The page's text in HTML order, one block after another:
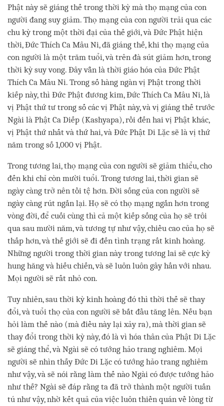
Phật này sẽ giáng thế trong thời kỳ mà thọ mạng của con
người đang suy giảm. Thọ mạng của con người trải qua các
chu kỳ trong một thời đại của thế giới, và Đức Phật hiện
thời, Đức Thích Ca Mâu Ni, đã giáng thế, khi thọ mạng của
con người là một trăm tuổi, và trên đà sút giảm hơn, trong
thời kỳ suy vong. Đây vẫn là thời giáo hóa của Đức Phật
Thích Ca Mâu Ni. Trong số hàng ngàn vị Phật trong thời
kiếp này, thì Đức Phật đương kim, Đức Thích Ca Mâu Ni, là
vị Phật thứ tư trong số các vị Phật này, và vị giáng thế trước
Ngài là Phật Ca Diếp (Kashyapa), rồi đến hai vị Phật khác,
vị Phật thứ nhất và thứ hai, và Đức Phật Di Lặc sẽ là vị thứ
năm trong số 1,000 vị Phật.
Trong tương lai, thọ mạng của con người sẽ giảm thiểu, cho
đến khi chỉ còn mười tuổi. Trong tương lai, thời gian sẽ
ngày càng trở nên tồi tệ hơn. Đời sống của con người sẽ
ngày càng rút ngắn lại. Họ sẽ có thọ mạng ngắn hơn trong
vòng đời, để cuối cùng thì cả một kiếp sống của họ sẽ trôi
qua sau mười năm, và tương tự như vậy, chiều cao của họ sẽ
thấp hơn, và thế giới sẽ đi đến tình trạng rất kinh hoàng.
Những người trong thời gian này trong tương lai sẽ cực kỳ
hung hăng và hiếu chiến, và sẽ luôn luôn gây hấn với nhau.
Mọi người sẽ rất nhỏ con.
Tuy nhiên, sau thời kỳ kinh hoàng đó thì thời thế sẽ thay
đổi, và tuổi thọ của con người sẽ bắt đầu tăng lên. Nếu bạn
hỏi làm thế nào (mà điều này lại xảy ra), mà thời gian sẽ
thay đổi trong thời kỳ này, đó là vì hóa thân của Phật Di Lặc
sẽ giáng thể, và Ngài sẽ có tướng hảo trang nghiêm. Mọi
người sẽ nhìn thấy Đức Di Lặc có tướng hảo trang nghiêm
như vậy, và sẽ nói rằng làm thế nào Ngài có được tướng hảo
như thế? Ngài sẽ đáp rằng ta đã trở thành một người tuấn
tú như vậy, nhờ kết quả của việc luôn thiền quán về lòng từ